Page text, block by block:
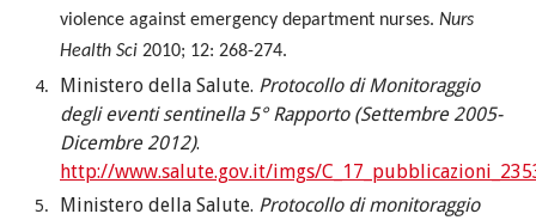
violence against emergency department nurses. Nurs
Health Sci 2010; 12: 268-274.
Ministero della Salute. Protocollo di Monitoraggio
degli eventi sentinella 5° Rapporto (Settembre 2005-
Dicembre 2012).
http://www.salute.gov.it/imgs/
Ministero della Salute. Protocollo di monitoraggio